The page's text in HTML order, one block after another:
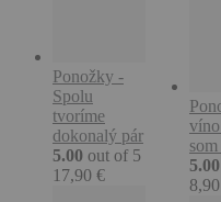
Ponožky -
Spolu
tvoríme
dokonalý pár
5.00 out of 5
17,90 €
5.00
8,90